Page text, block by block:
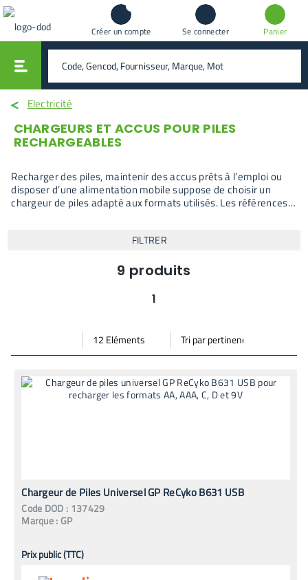
Créer un compte Se connecter Panier
rechercher
Electricité
CHARGEURS ET ACCUS POUR PILES
RECHARGEABLES
Recharger des piles, maintenir des accus prêts à l’emploi ou
disposer d’une alimentation mobile suppose de choisir un
chargeur de piles adapté aux formats utilisés. Les références
d’abord selon les formats de piles à recharger et la fréquenceFILTRER
9 produits
1
Mode vignette
Mode bande
Par
page
Trier
par
Chargeur de Piles Universel GP ReCyko B631 USB
Code DOD : 137429
Marque : GP
Prix public (TTC)